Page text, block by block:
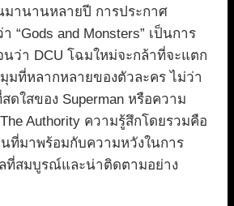
มานานหลายปี การประกาศ
“Gods and Monsters” เป็นการ
ว่า DCU โฉมใหม่จะกล้าที่จะแตก
มที่หลากหลายของตัวละคร ไม่ว่า
ดใสของ Superman หรือความ
Authority ความรู้สึกโดยรวมคือ
ที่มาพร้อมกับความหวังในการ
ที่สมบูรณ์และน่าติดตามอย่าง